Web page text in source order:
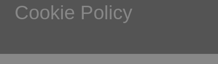
Cookie Policy